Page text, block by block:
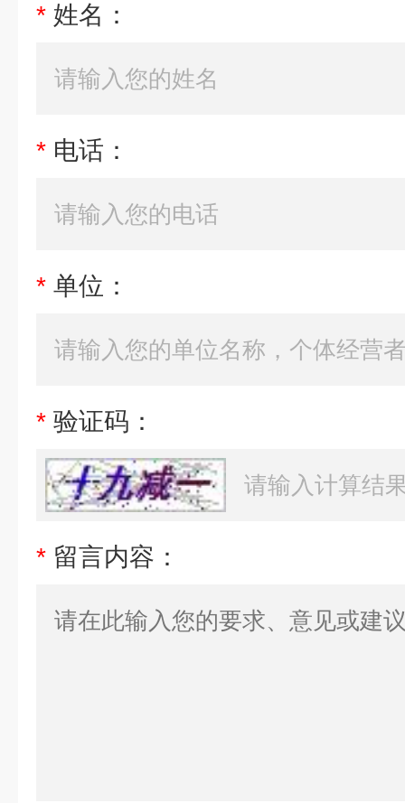
* 姓名：
* 电话：
* 单位：
* 验证码：
* 留言内容：